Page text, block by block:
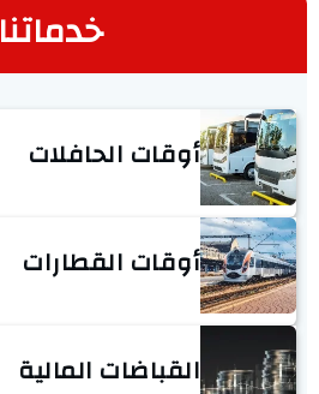
خدماتنا
أوقات الحافلات
أوقات القطارات
القباضات المالية